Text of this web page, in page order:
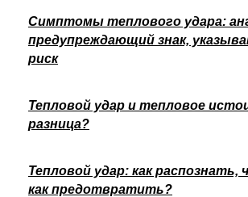
Симптомы теплового удара:
предупреждающий знак,
риск
Тепловой удар и тепловое
разница?
Тепловой удар: как распознать,
как предотвратить?